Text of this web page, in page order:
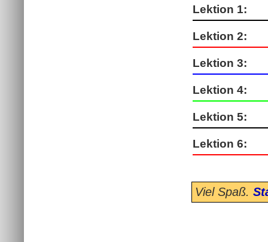
Lektion 1:
Lektion 2:
Lektion 3:
Lektion 4:
Lektion 5:
Lektion 6:
Viel Spaß.